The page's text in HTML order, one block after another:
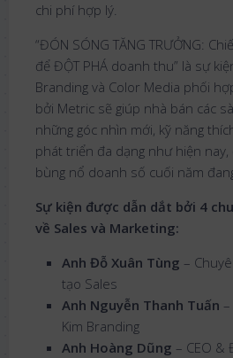
chi phí hợp lý.
“ĐÓN SÓNG TĂNG TRƯỞNG:
để ĐỘT PHÁ doanh thu” là sự
Branding và Color Media phối
bởi Metric sẽ giúp nhà bán các
những góc nhìn mới, kỹ năng
phát triển đa dạng như hiện
bùng nổ doanh số cuối năm
Sự kiện được dẫn dắt bởi 4
về Sales và Marketing:
Anh Đỗ Xuân Tùng –
tạo Sales
Anh Nguyễn Thanh Tuấn
Kim Branding
Anh Hoàng Dũng – CEO &